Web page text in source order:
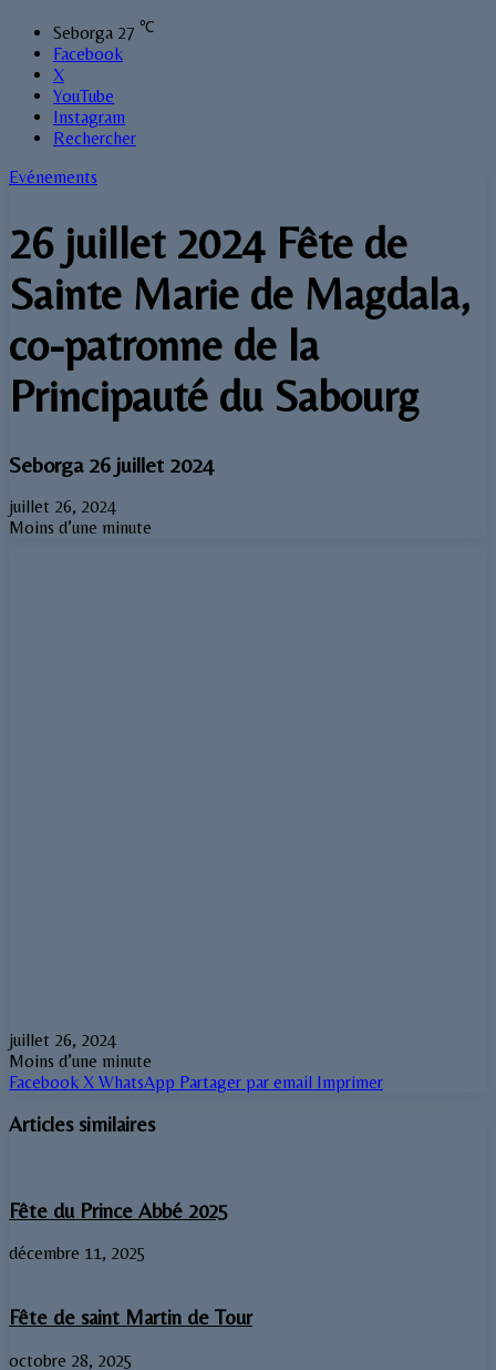
Seborga 27 ℃
Facebook
X
YouTube
Instagram
Rechercher
Evénements
26 juillet 2024 Fête de
Sainte Marie de Magdala,
co-patronne de la
Principauté du Sabourg
Seborga 26 juillet 2024
juillet 26, 2024
Moins d’une minute
juillet 26, 2024
Moins d’une minute
Facebook X WhatsApp Partager par email Imprimer
Articles similaires
Fête du Prince Abbé 2025
décembre 11, 2025
Fête de saint Martin de Tour
octobre 28, 2025